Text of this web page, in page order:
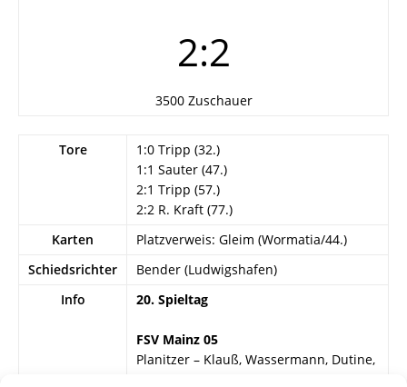
2:2
3500 Zuschauer
Tore
1:0 Tripp (32.)
1:1 Sauter (47.)
2:1 Tripp (57.)
2:2 R. Kraft (77.)
Karten
Platzverweis: Gleim (Wormatia/44.)
Schiedsrichter
Bender (Ludwigshafen)
Info
20. Spieltag
FSV Mainz 05
Planitzer – Klauß, Wassermann, Dutine,